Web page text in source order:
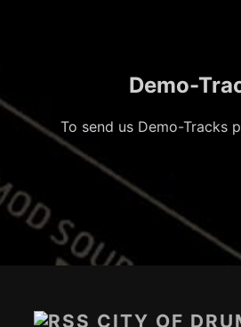
Demo-
To send us Demo-Tracks
CITY OF